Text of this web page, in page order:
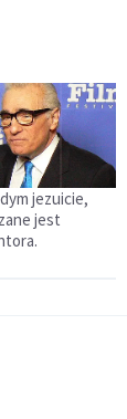
jezuicie,
jest